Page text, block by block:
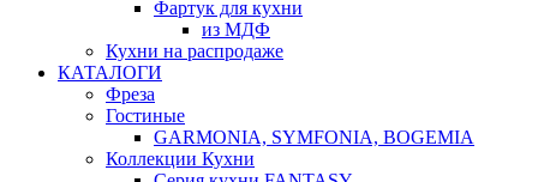
Фартук для кухни
из МДФ
Кухни на распродаже
КАТАЛОГИ
Фреза
Гостиные
GARMONIA, SYMFONIA, BOGEMIA
Коллекции Кухни